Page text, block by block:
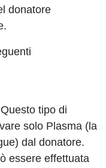
donatore
tipo di
solo Plasma (la
dal donatore.
essere effettuata